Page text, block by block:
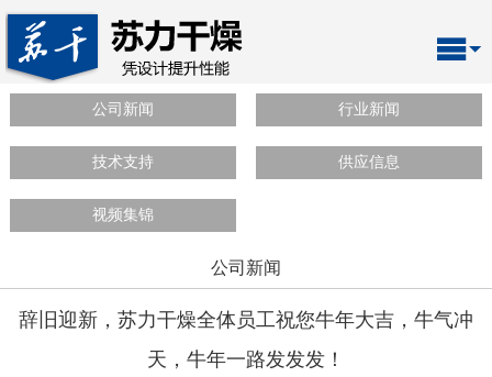
公司新闻 行业新闻
技术支持 供应信息
视频集锦
公司新闻
辞旧迎新，苏力干燥全体员工祝您牛年大吉，牛气冲
天，牛年一路发发发！